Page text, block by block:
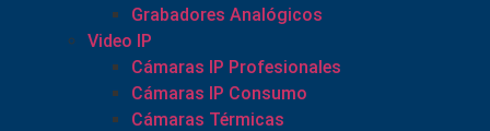
Grabadores Analógicos
Video IP
Cámaras IP Profesionales
Cámaras IP Consumo
Cámaras Térmicas